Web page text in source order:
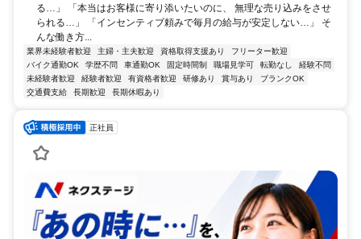
る…」 「本当はお客様に寄り添いたいのに、 無理な売り込みをさせ
られる…」 「インセンティブ頼みで毎月の給与が安定しない…」 そ
んな働き方...
業界未経験者歓迎 主婦・主夫歓迎 資格取得支援あり
フリーター歓迎
バイク通勤OK
学歴不問 車通勤OK 固定時間制 職場見学可 転勤なし
経験不問
未経験者歓迎
経験者歓迎 有資格者歓迎 研修あり 賞与あり
ブランクOK
交通費支給
長期歓迎 長期休暇あり
正社員